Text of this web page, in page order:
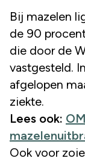
Bij mazelen
de 90
die door de
vastgesteld.
afgelopen
ziekte.
Lees ook:
Ook voor